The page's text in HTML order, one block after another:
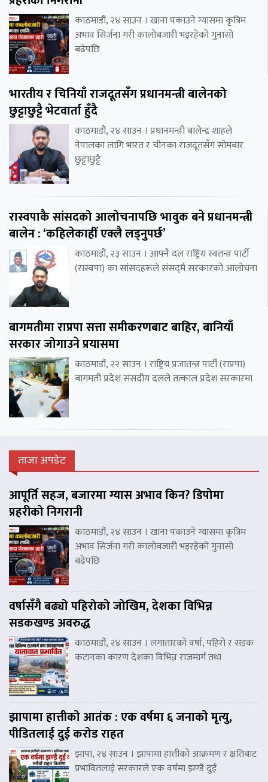
काठमाडौं, २४ साउन । खाना पकाउने ग्यासमा कृत्रिम
अभाव सिर्जना गरी कालोबजारी भइरहेको गुनासो
बढेपछि
भारतीय र चिनियाँ राजदूतसँग प्रधानमन्त्री बालेनको
छुट्टाछुट्टै भेटवार्ता हुँदै
काठमाडौं, २४ साउन । प्रधानमन्त्री बालेन्द्र शाहले
नेपालका लागि भारत र चीनका राजदूतसँग सोमबार
छुट्टाछुट्टै
रास्वपाकै सांसदको आलोचनापछि भावुक बने प्रधानमन्त्री
बालेन : ‘कहिलेकाहीँ एक्लै लड्नुपर्छ’
काठमाडौं, २३ साउन । आफ्नै दल राष्ट्रिय स्वतन्त्र पार्टी
(रास्वपा) का सांसदहरूले संसद्‌मै सरकारको आलोचना
बागमतीमा राप्रपा सत्ता समीकरणबाट बाहिर, बानियाँ
सरकार जोगाउने प्रयासमा
काठमाडौं, २२ साउन । राष्ट्रिय प्रजातन्त्र पार्टी (राप्रपा)
बागमती प्रदेश संसदीय दलले तत्काल प्रदेश सरकारमा
ताजा अपडेट
आपूर्ति सहज, बजारमा ग्यास अभाव किन? डिपोमा
प्रहरीको निगरानी
काठमाडौं, २४ साउन । खाना पकाउने ग्यासमा कृत्रिम
अभाव सिर्जना गरी कालोबजारी भइरहेको गुनासो
बढेपछि
वर्षासँगै बढ्यो पहिरोको जोखिम, देशका विभिन्न
सडकखण्ड अवरुद्ध
काठमाडौं, २४ साउन । लगातारको वर्षा, पहिरो र सडक
कटानका कारण देशका विभिन्न राजमार्ग तथा
झापामा हात्तीको आतंक : एक वर्षमा ६ जनाको मृत्यु,
पीडितलाई दुई करोड राहत
झापा, २४ साउन । झापामा हात्तीको आक्रमण र क्षतिबाट
प्रभावितलाई सरकारले एक वर्षमा झण्डै दुई